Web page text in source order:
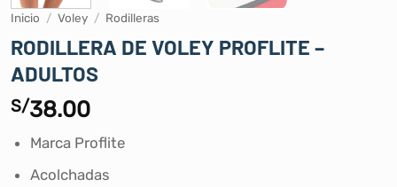
Inicio / Voley / Rodilleras
RODILLERA DE VOLEY PROFLITE –
ADULTOS
S/38.00
Marca Proflite
Acolchadas